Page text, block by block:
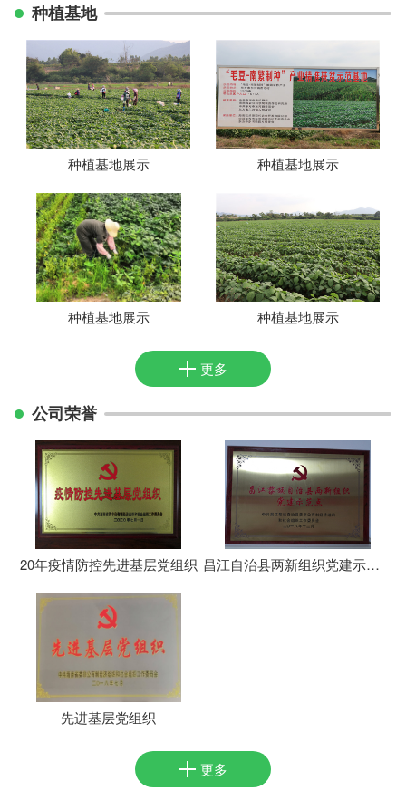
种植基地
种植基地展示 种植基地展示
种植基地展示 种植基地展示
更多
公司荣誉
20年疫情防控先进基层党组织 昌江自治县两新组织党建示范点
先进基层党组织
更多